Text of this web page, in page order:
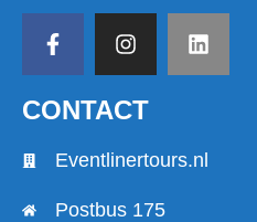
CONTACT
Eventlinertours.nl
Postbus 175